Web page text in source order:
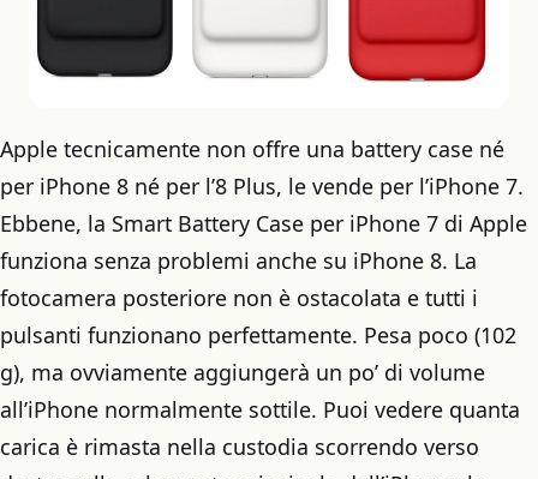
Apple tecnicamente non offre una battery case né
per iPhone 8 né per l’8 Plus, le vende per l’iPhone 7.
Ebbene, la Smart Battery Case per iPhone 7 di Apple
funziona senza problemi anche su iPhone 8. La
fotocamera posteriore non è ostacolata e tutti i
pulsanti funzionano perfettamente. Pesa poco (102
g), ma ovviamente aggiungerà un po’ di volume
all’iPhone normalmente sottile. Puoi vedere quanta
carica è rimasta nella custodia scorrendo verso